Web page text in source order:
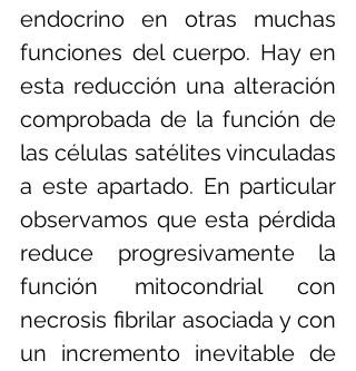
endocrino en otras muchas
funciones del cuerpo. Hay en
esta reducción una alteración
comprobada de la función de
las células satélites vinculadas
a este apartado. En particular
observamos que esta pérdida
reduce progresivamente la
función mitocondrial con
necrosis fibrilar asociada y con
un incremento inevitable de